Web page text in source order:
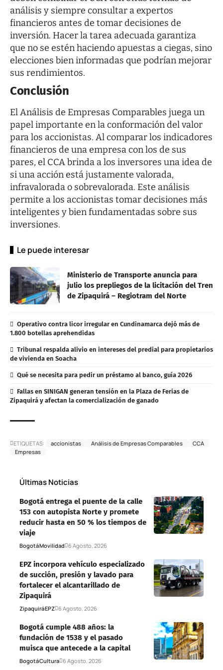
análisis y siempre consultar a expertos
financieros antes de tomar decisiones de
inversión. Hacer la tarea adecuada garantiza
que no se estén haciendo apuestas a ciegas, sino
elecciones bien informadas que podrían mejorar
sus rendimientos.
Conclusión
El Análisis de Empresas Comparables juega un
papel importante en la conformación del valor
para los accionistas. Al comparar los indicadores
financieros de una empresa con los de sus
pares, el CCA brinda a los inversores una idea de
si una acción está justamente valorada,
infravalorada o sobrevalorada. Este análisis
permite a los accionistas tomar decisiones más
inteligentes y bien fundamentadas sobre sus
inversiones.
Le puede interesar
Ministerio de Transporte anuncia para
julio los prepliegos de la licitación del Tren
de Zipaquirá – Regiotram del Norte
Operativo contra licor irregular en Cundinamarca dejó más de
1.800 botellas aprehendidas
Tribunal respalda alivio en intereses del predial para propietarios
de vivienda en Soacha
Qué se necesita para pedir un préstamo al banco, guía 2026
Fallas en SINIGAN generan tensión en la Plaza de Ferias de
Zipaquirá y afectan la comercialización de ganado
ETIQUETAS: accionistas Análisis de Empresas Comparables
CCA
Empresas
Últimas Noticias
Bogotá entrega el puente de la calle
153 con autopista Norte y promete
reducir hasta en 50 % los tiempos de
viaje
BogotáMovilidad 6 Agosto, 2026
EPZ incorpora vehículo especializado
de succión, presión y lavado para
fortalecer el alcantarillado de
Zipaquirá
ZipaquiráEPZ 6 Agosto, 2026
Bogotá cumple 488 años: la
fundación de 1538 y el pasado
muisca que antecede a la capital
BogotáCultura 6 Agosto, 2026